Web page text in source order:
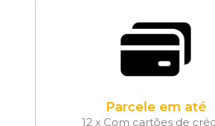
Parcele em até
12 x Com cartões de